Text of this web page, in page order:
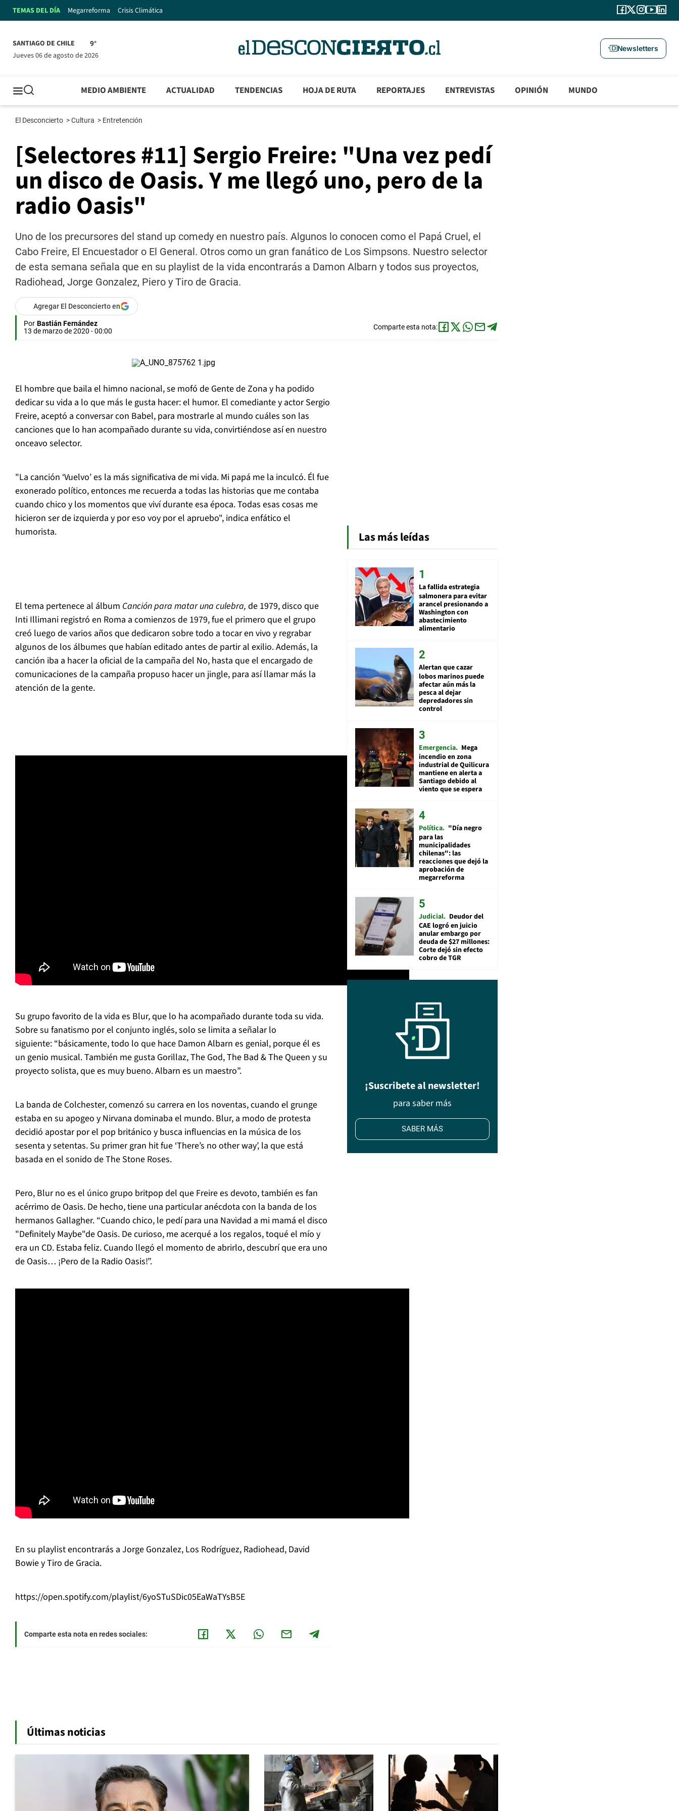
TEMAS DEL DÍA Megarreforma Crisis Climática
SANTIAGO DE CHILE 9°
jueves 06 de agosto de 2026
Newsletters
MEDIO AMBIENTE ACTUALIDAD TENDENCIAS HOJA DE RUTA REPORTAJES ENTREVISTAS OPINIÓN MUNDO
El Desconcierto >Cultura > Entretención
[Selectores #11] Sergio Freire: "Una vez pedí
un disco de Oasis. Y me llegó uno, pero de la
radio Oasis"
Uno de los precursores del stand up comedy en nuestro país. Algunos lo conocen como el Papá Cruel, el
Cabo Freire, El Encuestador o El General. Otros como un gran fanático de Los Simpsons. Nuestro selector
de esta semana señala que en su playlist de la vida encontrarás a Damon Albarn y todos sus proyectos,
Radiohead, Jorge Gonzalez, Piero y Tiro de Gracia.
Agregar El Desconcierto en
Por Bastián Fernández
13 de marzo de 2020 - 00:00
Comparte esta nota:
El hombre que baila el himno nacional, se mofó de Gente de Zona y ha podido
dedicar su vida a lo que más le gusta hacer: el humor. El comediante y actor Sergio
Freire, aceptó a conversar con Babel, para mostrarle al mundo cuáles son las
canciones que lo han acompañado durante su vida, convirtiéndose así en nuestro
onceavo selector.
"La canción ‘Vuelvo’ es la más significativa de mi vida. Mi papá me la inculcó. Él fue
exonerado político, entonces me recuerda a todas las historias que me contaba
cuando chico y los momentos que viví durante esa época. Todas esas cosas me
hicieron ser de izquierda y por eso voy por el apruebo", indica enfático el
humorista.
El tema pertenece al álbum Canción para matar una culebra, de 1979, disco que
Inti Illimani registró en Roma a comienzos de 1979, fue el primero que el grupo
creó luego de varios años que dedicaron sobre todo a tocar en vivo y regrabar
algunos de los álbumes que habían editado antes de partir al exilio. Además, la
canción iba a hacer la oficial de la campaña del No, hasta que el encargado de
comunicaciones de la campaña propuso hacer un jingle, para así llamar más la
atención de la gente.
Su grupo favorito de la vida es Blur, que lo ha acompañado durante toda su vida.
Sobre su fanatismo por el conjunto inglés, solo se limita a señalar lo
siguiente: “básicamente, todo lo que hace Damon Albarn es genial, porque él es
un genio musical. También me gusta Gorillaz, The God, The Bad & The Queen y su
proyecto solista, que es muy bueno. Albarn es un maestro”.
La banda de Colchester, comenzó su carrera en los noventas, cuando el grunge
estaba en su apogeo y Nirvana dominaba el mundo. Blur, a modo de protesta
decidió apostar por el pop británico y busca influencias en la música de los
sesenta y setentas. Su primer gran hit fue ‘There’s no other way’, la que está
basada en el sonido de The Stone Roses.
Pero, Blur no es el único grupo britpop del que Freire es devoto, también es fan
acérrimo de Oasis. De hecho, tiene una particular anécdota con la banda de los
hermanos Gallagher. “Cuando chico, le pedí para una Navidad a mi mamá el disco
"Definitely Maybe"de Oasis. De curioso, me acerqué a los regalos, toqué el mío y
era un CD. Estaba feliz. Cuando llegó el momento de abrirlo, descubrí que era uno
de Oasis… ¡Pero de la Radio Oasis!”.
En su playlist encontrarás a Jorge Gonzalez, Los Rodríguez, Radiohead, David
Bowie y Tiro de Gracia.
https://open.spotify.com/playlist/6yoSTuSDic05EaWaTYsB5E
Comparte esta nota en redes sociales:
Las más leídas
La fallida estrategia
salmonera para evitar
arancel presionando a
Washington con
abastecimiento
alimentario
Alertan que cazar
lobos marinos puede
afectar aún más la
pesca al dejar
depredadores sin
control
Emergencia Mega
incendio en zona
industrial de Quilicura
mantiene en alerta a
Santiago debido al
viento que se espera
Política "Día negro
para las
municipalidades
chilenas": las
reacciones que dejó la
aprobación de
megarreforma
Judicial Deudor del
CAE logró en juicio
anular embargo por
deuda de $27 millones:
Corte dejó sin efecto
cobro de TGR
¡Suscribete al newsletter!
para saber más
SABER MÁS
Últimas noticias